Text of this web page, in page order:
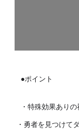
●ポイント
・特殊効果ありの
・勇者を見つけて